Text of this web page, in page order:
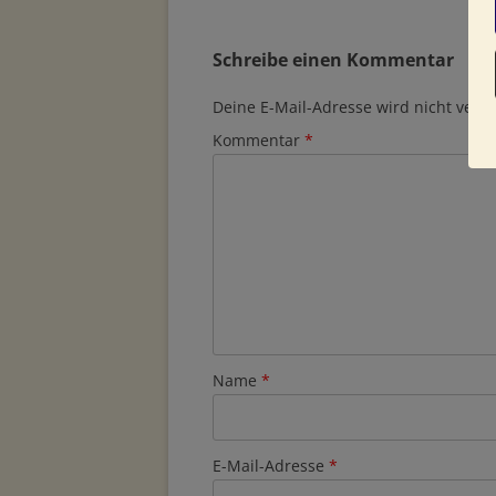
Schreibe einen Kommentar
Deine E-Mail-Adresse wird nicht
Kommentar *
Name *
E-Mail-Adresse *